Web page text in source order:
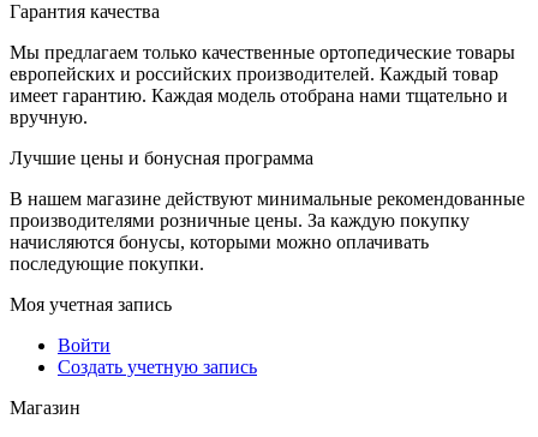
Гарантия качества
Мы предлагаем только качественные ортопедические товары
европейских и российских производителей. Каждый товар
имеет гарантию. Каждая модель отобрана нами тщательно и
вручную.
Лучшие цены и бонусная программа
В нашем магазине действуют минимальные рекомендованные
производителями розничные цены. За каждую покупку
начисляются бонусы, которыми можно оплачивать
последующие покупки.
Моя учетная запись
Войти
Создать учетную запись
Магазин